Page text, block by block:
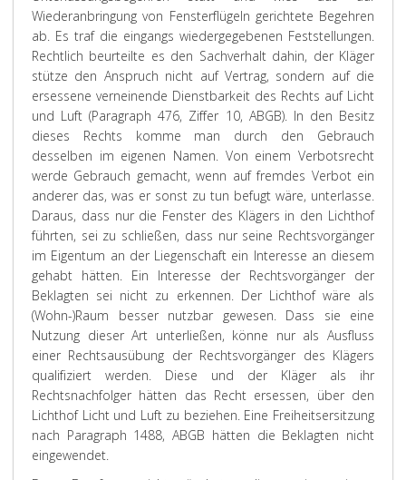
Wiederanbringung von Fensterflügeln gerichtete Begehren
ab. Es traf die eingangs wiedergegebenen Feststellungen.
Rechtlich beurteilte es den Sachverhalt dahin, der Kläger
stütze den Anspruch nicht auf Vertrag, sondern auf die
ersessene verneinende Dienstbarkeit des Rechts auf Licht
und Luft (Paragraph 476, Ziffer 10, ABGB). In den Besitz
dieses Rechts komme man durch den Gebrauch
desselben im eigenen Namen. Von einem Verbotsrecht
werde Gebrauch gemacht, wenn auf fremdes Verbot ein
anderer das, was er sonst zu tun befugt wäre, unterlasse.
Daraus, dass nur die Fenster des Klägers in den Lichthof
führten, sei zu schließen, dass nur seine Rechtsvorgänger
im Eigentum an der Liegenschaft ein Interesse an diesem
gehabt hätten. Ein Interesse der Rechtsvorgänger der
Beklagten sei nicht zu erkennen. Der Lichthof wäre als
(Wohn-)Raum besser nutzbar gewesen. Dass sie eine
Nutzung dieser Art unterließen, könne nur als Ausfluss
einer Rechtsausübung der Rechtsvorgänger des Klägers
qualifiziert werden. Diese und der Kläger als ihr
Rechtsnachfolger hätten das Recht ersessen, über den
Lichthof Licht und Luft zu beziehen. Eine Freiheitsersitzung
nach Paragraph 1488, ABGB hätten die Beklagten nicht
eingewendet.